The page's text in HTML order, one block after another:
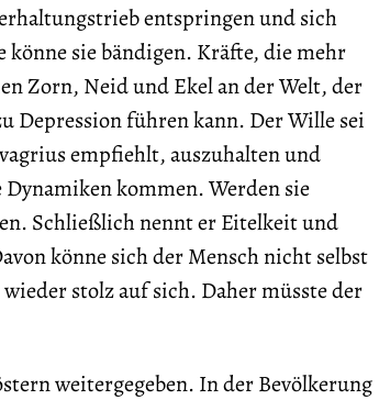
entspringen und sich
sie bändigen. Kräfte, die mehr
Zorn, Neid und Ekel an der Welt, der
Depression führen kann. Der Wille sei
empfiehlt, auszuhalten und
kommen. Werden sie
Schließlich nennt er Eitelkeit und
könne sich der Mensch nicht selbst
stolz auf sich. Daher müsste der
weitergegeben. In der Bevölkerung